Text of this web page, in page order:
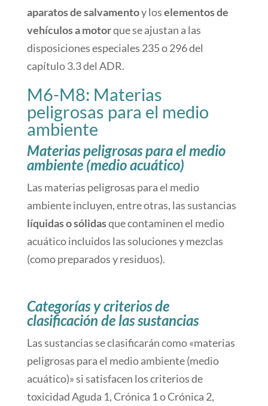
aparatos de salvamentoy loselementos de
vehículos a motorque se ajustan a las
disposiciones especiales 235 o 296 del
capítulo 3.3 del ADR.
M6-M8: Materias
peligrosas para el medio
ambiente
Materias peligrosas para el medio
ambiente (medio acuático)
Las materias peligrosas para el medio
ambiente incluyen, entre otras, las sustancias
líquidas o sólidasque contaminen el medio
acuático incluidos las soluciones y mezclas
(como preparados y residuos).
Categorías y criterios de
clasificación de las sustancias
Las sustancias se clasificarán como «materias
peligrosas para el medio ambiente (medio
acuático)» si satisfacen los criterios de
toxicidad Aguda 1, Crónica 1 o Crónica 2,